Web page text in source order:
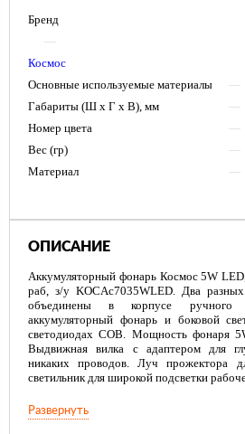
Бренд
—
Космос
Основные используемые материалы
—
Габариты (Ш х Г х В), мм
—
Номер цвета
—
Вес (гр)
—
Материал
—
ОПИСАНИЕ
Аккумуляторный фонарь Космос 5W
раб, з/у KOCAc7035WLED. Два
объединены в корпусе ручного
аккумуляторный фонарь и боковой
светодиодах СОВ. Мощность фонаря
Выдвижная вилка с адаптером для
никаких проводов. Луч прожектора
светильник для широкой подсветки
Развернуть